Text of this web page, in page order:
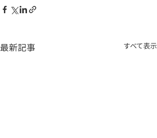
最新記事 すべて表示